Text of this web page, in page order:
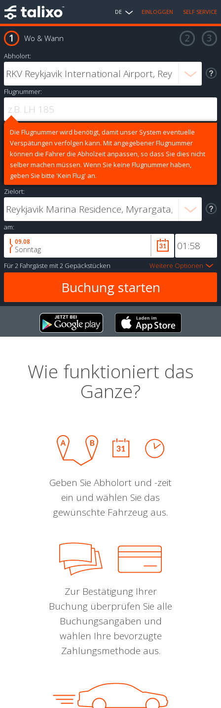
DE EINLOGGEN SELF SERVICE
Wo & Wann
Abholort:
Flugnummer:
Die Flugnummer wird benötigt, damit unser System eventuelle
Verspätungen verfolgen kann. Mit angegebener Flugnummer
können die Fahrer die Abholzeit anpassen, so dass Sie dies nicht
selber machen müssen. Wenn Sie keine Flugnummer haben,
geben Sie bitte 'Kein Flug' an.
Zielort:
am:
09.08
Sonntag
Für2 Fahrgäste mit2 Gepäckstücken Weitere Optionen
Wie funktioniert das
Ganze?
Geben Sie Abholort und -zeit
ein und wählen Sie das
gewünschte Fahrzeug aus.
Zur Bestätigung Ihrer
Buchung überprüfen Sie alle
Buchungsangaben und
wählen Ihre bevorzugte
Zahlungsmethode aus.